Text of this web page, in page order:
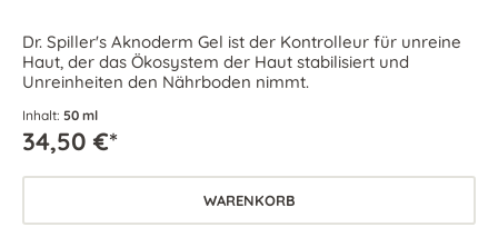
Dr. Spiller's Aknoderm Gel ist der Kontrolleur für unreine
Haut, der das Ökosystem der Haut stabilisiert und
Unreinheiten den Nährboden nimmt.
Inhalt: 50 ml
34,50 €*
WARENKORB